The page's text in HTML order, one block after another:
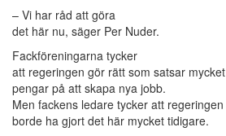
– Vi har råd att göra
det här nu, säger Per Nuder.
Fackföreningarna tycker
att regeringen gör rätt som satsar mycket
pengar på att skapa nya jobb.
Men fackens ledare tycker att regeringen
borde ha gjort det här mycket tidigare.